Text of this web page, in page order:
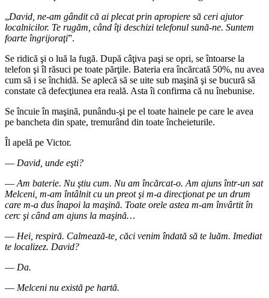
„David, ne-am gândit că ai plecat prin apropiere să ceri ajutor
localnicilor. Te rugăm, când îţi deschizi telefonul sună-ne. Suntem
foarte îngrijoraţi”.
Se ridică şi o luă la fugă. După câţiva paşi se opri, se întoarse la
telefon şi îl răsuci pe toate părţile. Bateria era încărcată 50%, nu avea
cum să i se închidă. Se aplecă să se uite sub maşină şi se bucură să
constate că defecţiunea era reală. Asta îi confirma că nu înebunise.
Se încuie în maşină, punându-şi pe el toate hainele pe care le avea
pe bancheta din spate, tremurând din toate încheieturile.
Îl apelă pe Victor.
― David, unde eşti?
― Am baterie. Nu ştiu cum. Nu am încărcat-o. Am ajuns într-un sat
Melceni, m-am întâlnit cu un preot şi m-a direcţionat pe un drum
care m-a dus înapoi la maşină. Toate orele astea m-am învârtit în
cerc şi când am ajuns la maşină…
― Hei, respiră. Calmează-te, căci venim îndată să te luăm. Imediat
te localizez. David?
― Da.
― Melceni nu există pe hartă.